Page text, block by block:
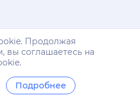
Продолжая
вы соглашаетесь на
Подробнее
мы можем